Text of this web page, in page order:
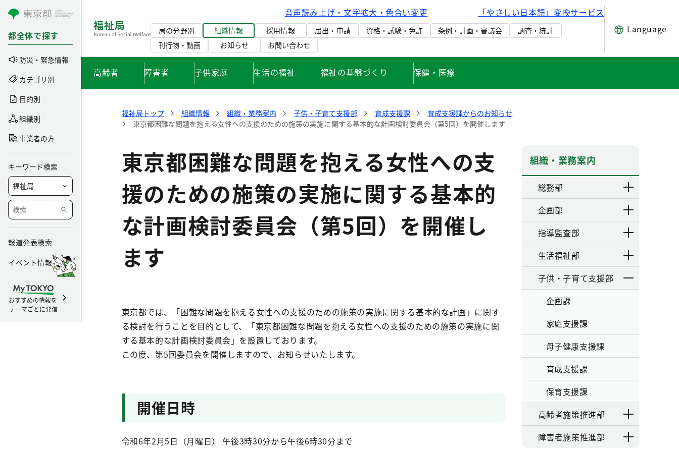
コンテンツにスキップ
都全体で探す
防災・緊急情報
カテゴリ別
目的別
組織別
事業者の方
キーワード検索
報道発表検索
イベント情報
おすすめの情報を
テーマごとに発信
音声読み上げ・文字拡大・色合い変更 「やさしい日本語」変換サービス
局の分野別 組織情報 採用情報 届出・申請 資格・試験・免許 条例・計画・審議会
調査・統計
刊行物・動画
お知らせ お問い合わせ
Language
高齢者 障害者 子供家庭 生活の福祉 福祉の基盤づくり 保健・医療
福祉局トップ 組織情報 組織・業務案内 子供・子育て支援部 育成支援課
育成支援課からのお知らせ
東京都困難な問題を抱える女性への支援のための施策の実施に関する基本的な計画検討委員会（第5回）を開催します
東京都困難な問題を抱える女性への支
援のための施策の実施に関する基本的
な計画検討委員会（第5回）を開催し
ます
東京都では、「困難な問題を抱える女性への支援のための施策の実施に関する基本的な計画」に関す
る検討を行うことを目的として、「東京都困難な問題を抱える女性への支援のための施策の実施に関
する基本的な計画検討委員会」を設置しております。
この度、第5回委員会を開催しますので、お知らせいたします。
開催日時
令和6年2月5日（月曜日） 午後3時30分から午後6時30分まで
組織・業務案内
総務部
企画部
指導監査部
生活福祉部
子供・子育て支援部
企画課
家庭支援課
母子健康支援課
育成支援課
保育支援課
高齢者施策推進部
障害者施策推進部